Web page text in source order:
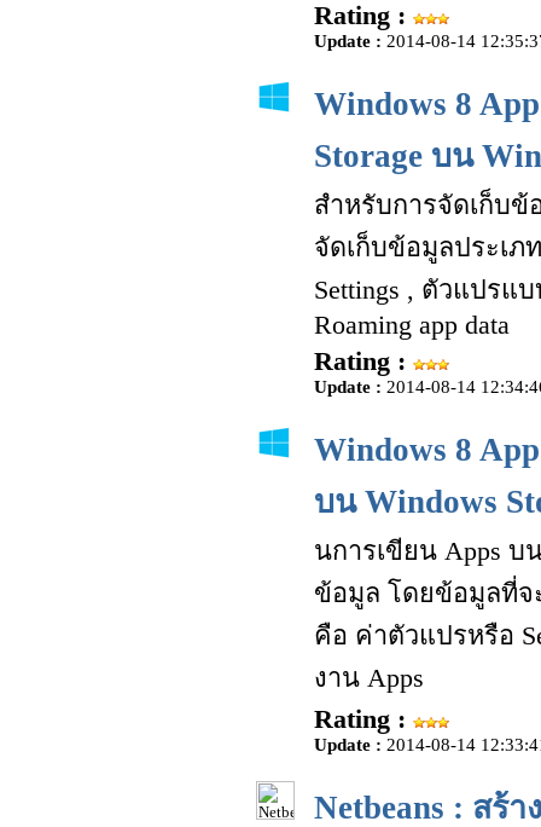
Rating :
Update : 2014-08-14
Windows 8
Storage บน
สำหรับการจัดเก็บข้
จัดเก็บข้อมูลประเภ
Settings , ตัวแปรแ
Roaming app data
Rating :
Update : 2014-08-14
Windows 8
บน Windows
นการเขียน Apps บ
ข้อมูล โดยข้อมูลที่จ
คือ ค่าตัวแปรหรือ
งาน Apps
Rating :
Update : 2014-08-14
Netbeans : สร้